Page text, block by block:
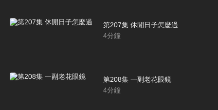
第207集 休閒日子怎麼過
4分鐘
第208集 一副老花眼鏡
4分鐘